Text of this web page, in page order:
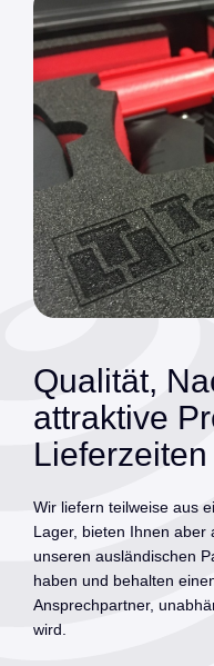
Qualität,
attraktive
Lieferzeiten
Wir liefern teilweise aus
Lager, bieten Ihnen aber
unseren ausländischen
haben und behalten
Ansprechpartner,
wird.